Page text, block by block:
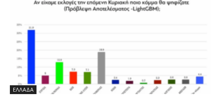
ΕΛΛΑΔΑ